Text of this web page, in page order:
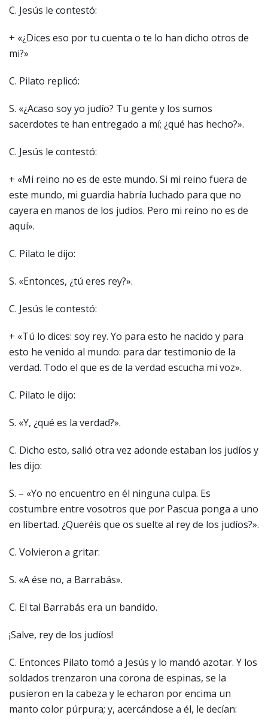
C. Jesús le contestó:
+ «¿Dices eso por tu cuenta o te lo han dicho otros de
mi?»
C. Pilato replicó:
S. «¿Acaso soy yo judío? Tu gente y los sumos
sacerdotes te han entregado a mí; ¿qué has hecho?».
C. Jesús le contestó:
+ «Mi reino no es de este mundo. Si mi reino fuera de
este mundo, mi guardia habría luchado para que no
cayera en manos de los judíos. Pero mi reino no es de
aquí».
C. Pilato le dijo:
S. «Entonces, ¿tú eres rey?».
C. Jesús le contestó:
+ «Tú lo dices: soy rey. Yo para esto he nacido y para
esto he venido al mundo: para dar testimonio de la
verdad. Todo el que es de la verdad escucha mi voz».
C. Pilato le dijo:
S. «Y, ¿qué es la verdad?».
C. Dicho esto, salió otra vez adonde estaban los judíos y
les dijo:
S. – «Yo no encuentro en él ninguna culpa. Es
costumbre entre vosotros que por Pascua ponga a uno
en libertad. ¿Queréis que os suelte al rey de los judíos?».
C. Volvieron a gritar:
S. «A ése no, a Barrabás».
C. El tal Barrabás era un bandido.
¡Salve, rey de los judíos!
C. Entonces Pilato tomó a Jesús y lo mandó azotar. Y los
soldados trenzaron una corona de espinas, se la
pusieron en la cabeza y le echaron por encima un
manto color púrpura; y, acercándose a él, le decían: